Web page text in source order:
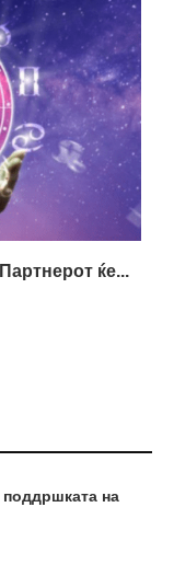
ќе...
поддршката на